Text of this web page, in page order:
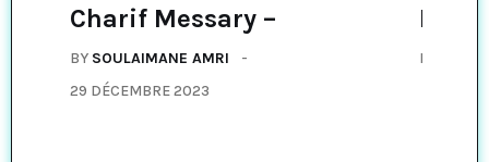
Charif Messary –
BY SOULAIMANE AMRI
29 DÉCEMBRE 2023
BY